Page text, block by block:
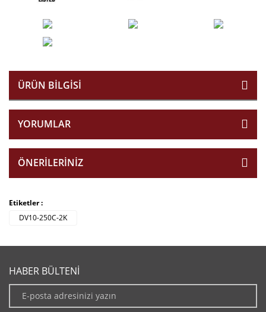
ÜRÜN BILGISI
YORUMLAR
ÖNERILERINIZ
Etiketler :
DV10-250C-2K
HABER BÜLTENİ